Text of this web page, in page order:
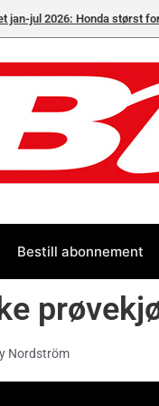
jan-jul 2026: Honda størst
Bestill abonnement
Nordström